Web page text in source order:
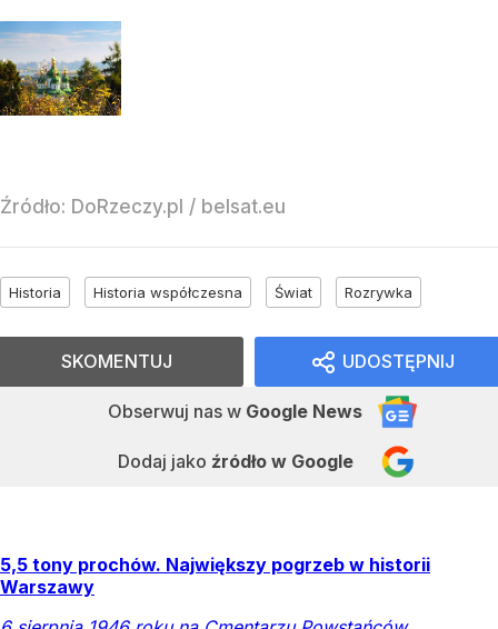
Źródło: DoRzeczy.pl / belsat.eu
Historia Historia współczesna Świat Rozrywka
UDOSTĘPNIJ
Obserwuj nas w Google News
Dodaj jako źródło w Google
SKOMENTUJ
5,5 tony prochów. Największy pogrzeb w historii
Warszawy